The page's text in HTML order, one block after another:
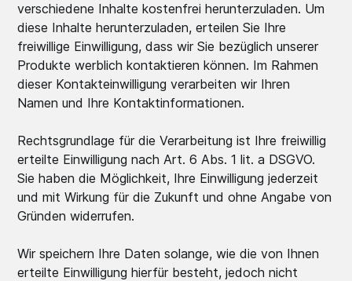
verschiedene Inhalte kostenfrei herunterzuladen. Um
diese Inhalte herunterzuladen, erteilen Sie Ihre
freiwillige Einwilligung, dass wir Sie bezüglich unserer
Produkte werblich kontaktieren können. Im Rahmen
dieser Kontakteinwilligung verarbeiten wir Ihren
Namen und Ihre Kontaktinformationen.
Rechtsgrundlage für die Verarbeitung ist Ihre freiwillig
erteilte Einwilligung nach Art. 6 Abs. 1 lit. a DSGVO.
Sie haben die Möglichkeit, Ihre Einwilligung jederzeit
und mit Wirkung für die Zukunft und ohne Angabe von
Gründen widerrufen.
Wir speichern Ihre Daten solange, wie die von Ihnen
erteilte Einwilligung hierfür besteht, jedoch nicht